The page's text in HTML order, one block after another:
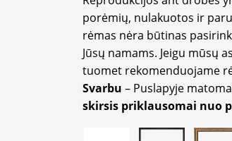
porėmių, nulakuotos ir
rėmas nėra būtinas
Jūsų namams. Jeigu mūsų
tuomet rekomenduojame
Svarbu – Puslapyje
skirsis priklausomai nuo